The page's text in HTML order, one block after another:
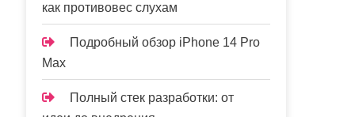
как противовес слухам
Подробный обзор iPhone 14 Pro
Max
Полный стек разработки: от